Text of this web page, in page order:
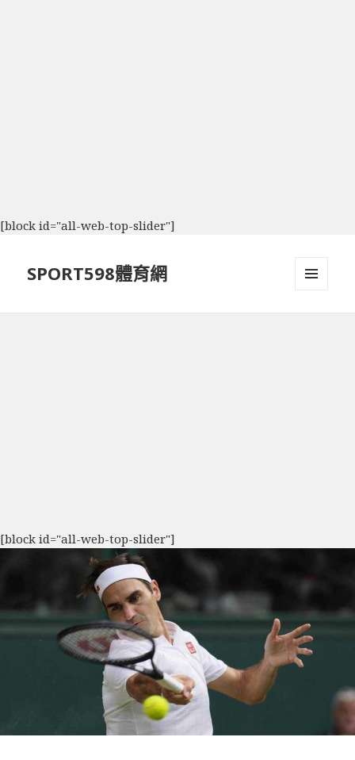
[block id="all-web-top-slider"]
SPORT598體育網
[block id="all-web-top-slider"]